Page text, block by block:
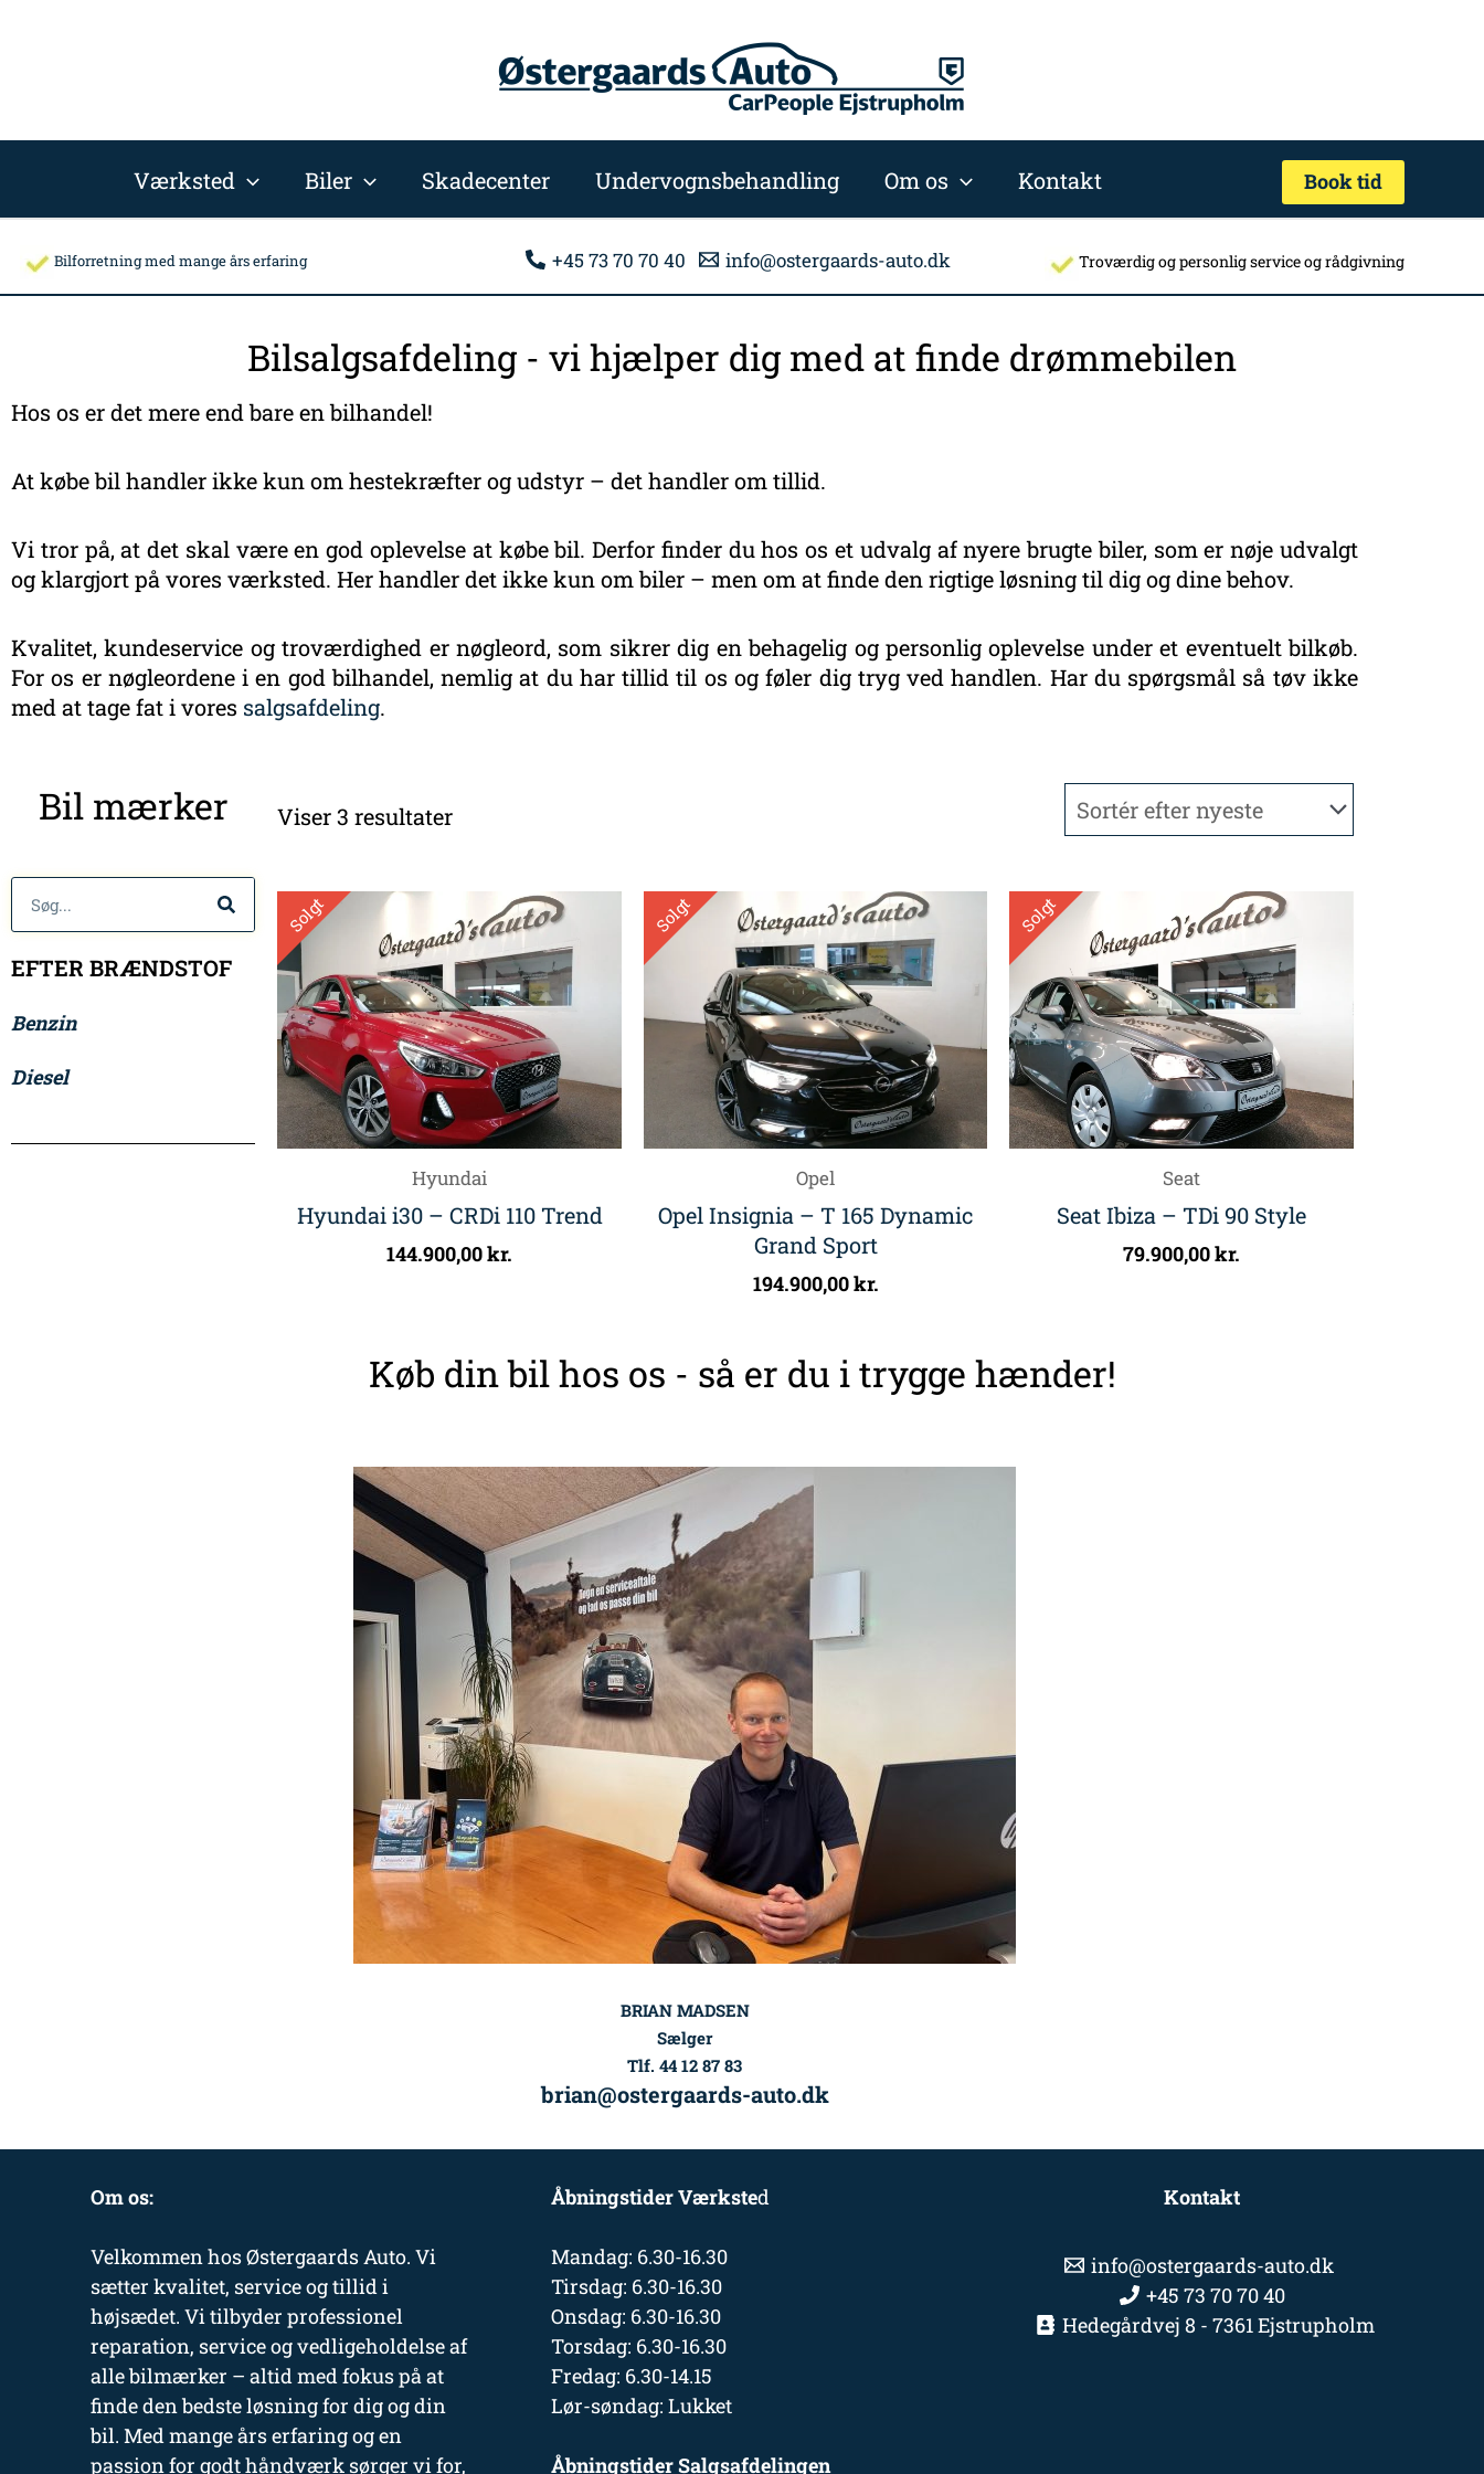
Værksted Biler Skadecenter Undervognsbehandling Om os Kontakt Book tid
Bilforretning med mange års erfaring +45 73 70 70 40 info@ostergaards-auto.dk Troværdig og personlig service og rådgivning
Bilsalgsafdeling - vi hjælper dig med at finde drømmebilen
Hos os er det mere end bare en bilhandel!
At købe bil handler ikke kun om hestekræfter og udstyr – det handler om tillid.
Vi tror på, at det skal være en god oplevelse at købe bil. Derfor finder du hos os et udvalg af nyere brugte biler, som er nøje udvalgt
og klargjort på vores værksted. Her handler det ikke kun om biler – men om at finde den rigtige løsning til dig og dine behov.
Kvalitet, kundeservice og troværdighed er nøgleord, som sikrer dig en behagelig og personlig oplevelse under et eventuelt bilkøb.
For os er nøgleordene i en god bilhandel, nemlig at du har tillid til os og føler dig tryg ved handlen. Har du spørgsmål så tøv ikke
med at tage fat i vores salgsafdeling.
Bil mærker
Søg
EFTER BRÆNDSTOF
Benzin
Diesel
Viser 3 resultaterefter
Solgt
Hyundai
Hyundai i30 – CRDi 110 Trend
144.900,00kr.
Solgt
Opel
Opel Insignia – T 165 Dynamic
Grand Sport
194.900,00kr.
Solgt
Seat
Seat Ibiza – TDi 90 Style
79.900,00kr.
Køb din bil hos os - så er du i trygge hænder!
BRIAN MADSEN
Sælger
Tlf. 44 12 87 83
brian@ostergaards-auto.dk
Om os:
Velkommen hos Østergaards Auto. Vi
sætter kvalitet, service og tillid i
højsædet. Vi tilbyder professionel
reparation, service og vedligeholdelse af
alle bilmærker – altid med fokus på at
finde den bedste løsning for dig og din
bil. Med mange års erfaring og en
passion for godt håndværk sørger vi for,
Åbningstider Værksted
Mandag: 6.30-16.30
Tirsdag: 6.30-16.30
Onsdag: 6.30-16.30
Torsdag: 6.30-16.30
Fredag: 6.30-14.15
Lør-søndag: Lukket
Åbningstider Salgsafdelingen
Kontakt
info@ostergaards-auto.dk
+45 73 70 70 40
Hedegårdvej 8 - 7361 Ejstrupholm